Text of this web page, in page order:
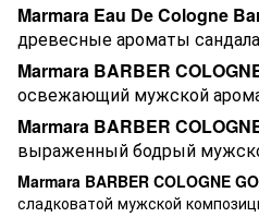
Marmara Eau De Cologne
древесные ароматы
Marmara BARBER
освежающий мужской
Marmara BARBER
выраженный бодрый
Marmara BARBER COLOGNE
сладковатой мужской